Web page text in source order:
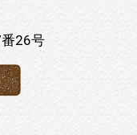
26号